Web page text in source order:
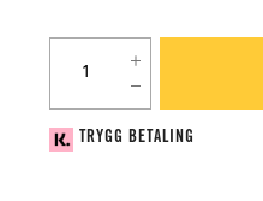
TRYGG BETALING